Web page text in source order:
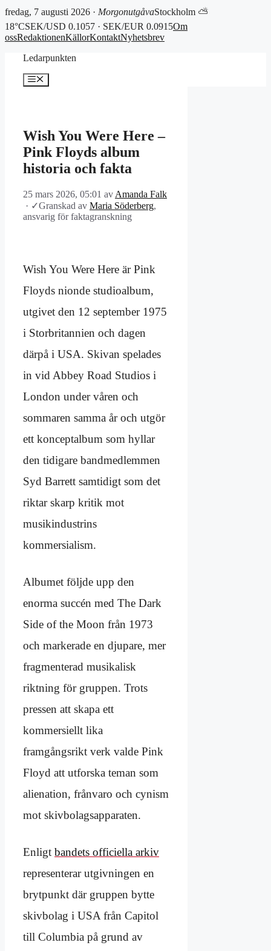
fredag, 7 augusti 2026 · MorgonutgåvaStockholm ⛅
18°CSEK/USD 0.1057 · SEK/EUR 0.0915Om
ossRedaktionenKällorKontaktNyhetsbrev
Ledarpunkten
Meny
Wish You Were Here –
Pink Floyds album
historia och fakta
25 mars 2026, 05:01 av Amanda Falk
· ✓Granskad av Maria Söderberg,
ansvarig för faktagranskning
Wish You Were Here är Pink
Floyds nionde studioalbum,
utgivet den 12 september 1975
i Storbritannien och dagen
därpå i USA. Skivan spelades
in vid Abbey Road Studios i
London under våren och
sommaren samma år och utgör
ett konceptalbum som hyllar
den tidigare bandmedlemmen
Syd Barrett samtidigt som det
riktar skarp kritik mot
musikindustrins
kommersialism.
Albumet följde upp den
enorma succén med The Dark
Side of the Moon från 1973
och markerade en djupare, mer
fragmenterad musikalisk
riktning för gruppen. Trots
pressen att skapa ett
kommersiellt lika
framgångsrikt verk valde Pink
Floyd att utforska teman som
alienation, frånvaro och cynism
mot skivbolagsapparaten.
Enligt bandets officiella arkiv
representerar utgivningen en
brytpunkt där gruppen bytte
skivbolag i USA från Capitol
till Columbia på grund av